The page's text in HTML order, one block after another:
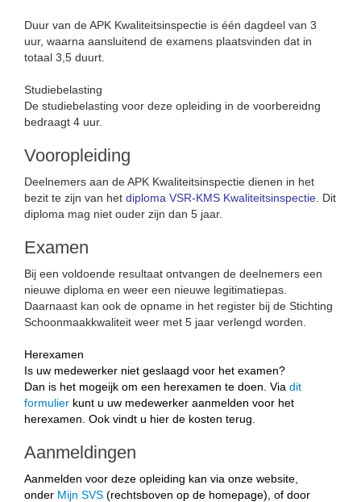
Duur van de APK Kwaliteitsinspectie is één dagdeel van 3
uur, waarna aansluitend de examens plaatsvinden dat in
totaal 3,5 duurt.
Studiebelasting
De studiebelasting voor deze opleiding in de voorbereidng
bedraagt 4 uur.
Vooropleiding
Deelnemers aan de APK Kwaliteitsinspectie dienen in het
bezit te zijn van het diploma VSR-KMS Kwaliteitsinspectie . Dit
diploma mag niet ouder zijn dan 5 jaar.
Examen
Bij een voldoende resultaat ontvangen de deelnemers een
nieuwe diploma en weer een nieuwe legitimatiepas.
Daarnaast kan ook de opname in het register bij de Stichting
Schoonmaakkwaliteit weer met 5 jaar verlengd worden.
Herexamen
Is uw medewerker niet geslaagd voor het examen?
Dan is het mogeijk om een herexamen te doen. Via dit
formulier kunt u uw medewerker aanmelden voor het
herexamen. Ook vindt u hier de kosten terug.
Aanmeldingen
Aanmelden voor deze opleiding kan via onze website,
onder Mijn SVS (rechtsboven op de homepage), of door